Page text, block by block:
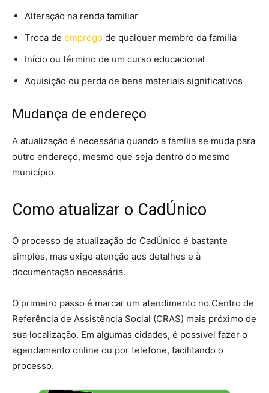
Alteração na renda familiar
Troca de emprego de qualquer membro da família
Início ou término de um curso educacional
Aquisição ou perda de bens materiais significativos
Mudança de endereço
A atualização é necessária quando a família se muda para
outro endereço, mesmo que seja dentro do mesmo
município.
Como atualizar o CadÚnico
O processo de atualização do CadÚnico é bastante
simples, mas exige atenção aos detalhes e à
documentação necessária.
O primeiro passo é marcar um atendimento no Centro de
Referência de Assistência Social (CRAS) mais próximo de
sua localização. Em algumas cidades, é possível fazer o
agendamento online ou por telefone, facilitando o
processo.